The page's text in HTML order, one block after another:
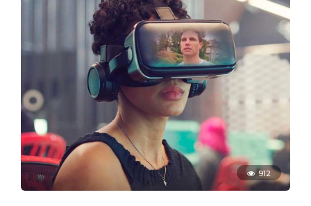
912